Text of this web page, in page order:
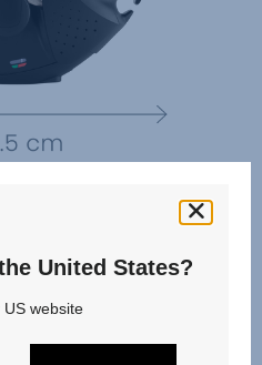
United States?
US website